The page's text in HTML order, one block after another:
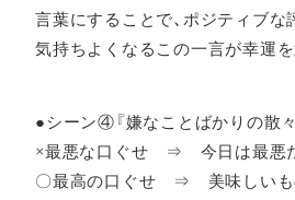
言葉にすることで、ポジティブな
気持ちよくなるこの一言が幸運
●シーン④『嫌なことばかりの散
×最悪な口ぐせ ⇒ 今日は最悪だ
〇最高の口ぐせ ⇒ 美味しいも